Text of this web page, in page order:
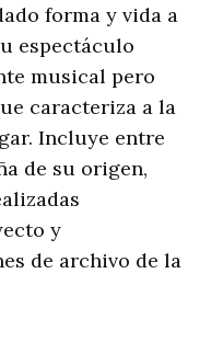
forma y vida a
espectáculo
musical pero
caracteriza a la
Incluye entre
de su origen,
y
de archivo de la